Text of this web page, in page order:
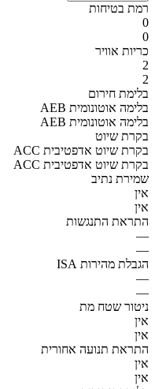
רמת בטיחות
0
0
כריות אוויר
2
2
בלימת חירום
AEB בלימה אוטונומית
AEB בלימה אוטונומית
בקרת שיוט
ACC בקרת שיוט אדפטיבית
ACC בקרת שיוט אדפטיבית
שמירת נתיב
אין
אין
התראת התנגשות
—
—
הגבלת מהירות ISA
—
—
ניטור שטח מת
אין
אין
התראת תנועה אחורית
אין
אין